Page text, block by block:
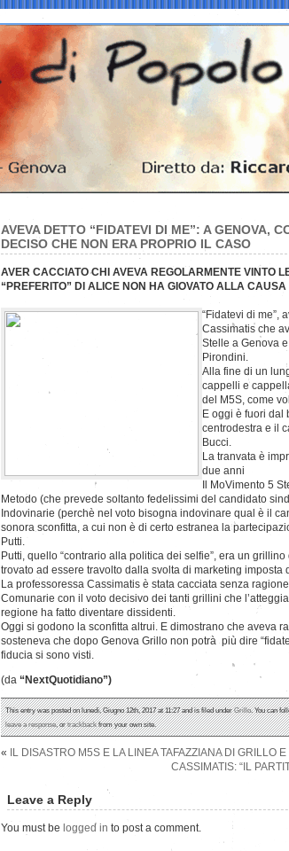
AVEVA DETTO “FIDATEVI DI ME”: A GENOVA,
DECISO CHE NON ERA PROPRIO IL CASO
AVER CACCIATO CHI AVEVA REGOLARMENTE VINTO
“PREFERITO” DI ALICE NON HA GIOVATO ALLA CAUSA
“Fidatevi di me”,
Cassimatis che
Stelle a Genova
Pirondini.
Alla fine di un
cappelli e
del M5S, come
E oggi è fuori dal
centrodestra e il
Bucci.
La tranvata è
due anni
Il MoVimento 5
Metodo (che prevede soltanto fedelissimi del candidato
Indovinarie (perchè nel voto bisogna indovinare qual è il
sonora sconfitta, a cui non è di certo estranea la
Putti.
Putti, quello “contrario alla politica dei selfie”, era un
trovato ad essere travolto dalla svolta di marketing imposta
La professoressa Cassimatis è stata cacciata senza
Comunarie con il voto decisivo dei tanti grillini che
regione ha fatto diventare dissidenti.
Oggi si godono la sconfitta altrui. E dimostrano che aveva
sosteneva che dopo Genova Grillo non potrà più dire
fiducia si sono visti.
(da “NextQuotidiano”)
This entry was posted on lunedì, Giugno 12th, 2017 at 11:27 and is filed underGrillo. You can
leave a response, ortrackbackfrom your own site.
«
IL DISASTRO M5S E LA LINEA TAFAZZIANA DI GRILLO
CASSIMATIS: “IL
Leave a Reply
You must be logged in to post a comment.